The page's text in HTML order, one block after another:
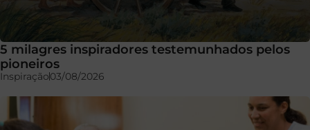
5 milagres inspiradores testemunhados pelos
pioneiros
Inspiração03/08/2026